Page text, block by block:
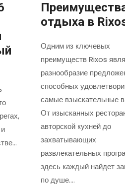
отдыха в
Одним из ключевых
преимуществ Rixos
разнообразие
способных
самые взыскательные
От изысканных
авторской кухней до
захватывающих
развлекательных
здесь каждый найдет
по душе.…